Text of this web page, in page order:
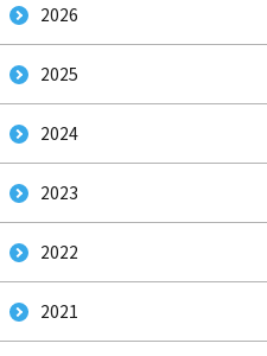
じょうほう
2026
2025
2024
2023
2022
2021